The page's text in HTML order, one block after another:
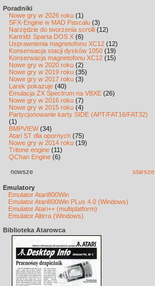
Poradniki
Nowe gry w 2026 roku (1)
SFX-Engine w MAD Pascalu (3)
Narzędzie do tworzenia scrolli (12)
Kartridż Sparta DOS X (6)
Usprawnienia magnetofonu XC12 (12)
Konserwacja stacji dysków 1050 (19)
Konserwacja magnetofonu XC12 (15)
Nowe gry w 2020 roku (2)
Nowe gry w 2019 roku (35)
Nowe gry w 2017 roku (3)
Larek pokazuje (40)
Emulacja ZX Spectrum na VBXE (26)
Nowe gry w 2016 roku (7)
Nowe gry w 2015 roku (4)
Partycjonowanie karty SIDE (APT/FAT16/FAT32)
(1)
BMPVIEW(34)
Atari ST dla opornych (75)
Nowe gry w 2014 roku (19)
Tritone engine (11)
QChan Engine (6)
nowsze starsze
Emulatory
Emulator Atari800Win
Emulator Atari800Win PLus 4.0 (Windows)
Emulator Atari++ (multiplatform)
Emulator Altirra (Windows)
Biblioteka Atarowca